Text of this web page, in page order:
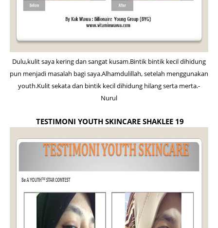
Dulu,kulit saya kering dan sangat kusam.Bintik bintik kecil dihidung
pun menjadi masalah bagi saya.Alhamdulillah, setelah menggunakan
youth.Kulit sekata dan bintik kecil dihidung hilang serta merta.-
Nurul
TESTIMONI YOUTH SKINCARE SHAKLEE 19